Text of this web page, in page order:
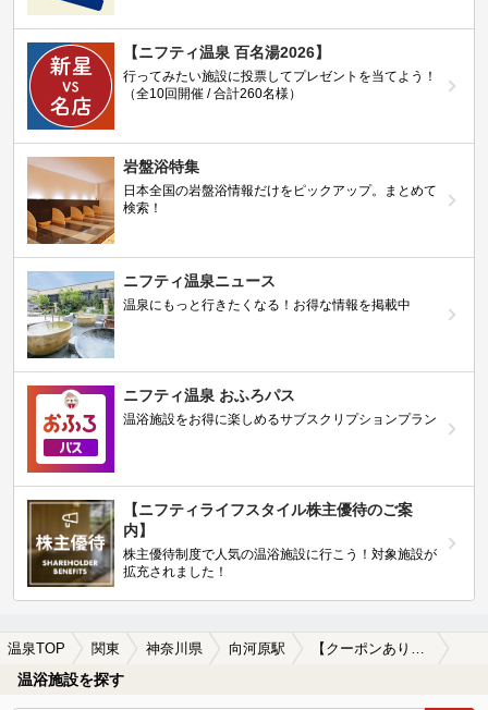
【ニフティ温泉 百名湯2026】
行ってみたい施設に投票してプレゼントを当てよう！
（全10回開催 / 合計260名様）
岩盤浴特集
日本全国の岩盤浴情報だけをピックアップ。まとめて
検索！
ニフティ温泉ニュース
温泉にもっと行きたくなる！お得な情報を掲載中
ニフティ温泉 おふろパス
温浴施設をお得に楽しめるサブスクリプションプラン
【ニフティライフスタイル株主優待のご案
内】
株主優待制度で人気の温浴施設に行こう！対象施設が
拡充されました！
温泉TOP 関東 神奈川県 向河原駅 【クーポンあり】駅近（徒歩10分以内）の向河原駅近くの温泉、日帰り温泉、スーパー銭湯おすすめ
温浴施設を探す